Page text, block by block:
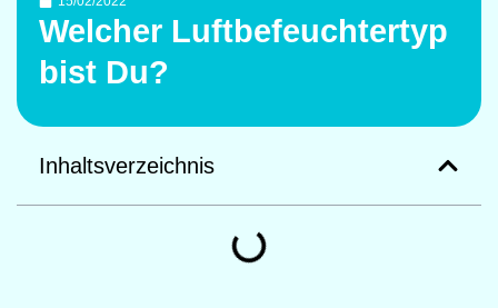
Welcher Luftbefeuchtertyp
bist Du?
Inhaltsverzeichnis